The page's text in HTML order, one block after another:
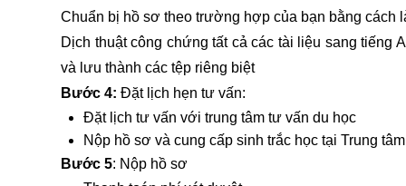
Chuẩn bị hồ sơ theo trường hợp của bạn bằng cách
Dịch thuật công chứng tất cả các tài liệu sang tiếng
và lưu thành các tệp riêng biệt
Bước 4: Đặt lịch hẹn tư vấn:
Đặt lịch tư vấn với trung tâm tư vấn du học
Nộp hồ sơ và cung cấp sinh trắc học tại Trung
Bước 5: Nộp hồ sơ